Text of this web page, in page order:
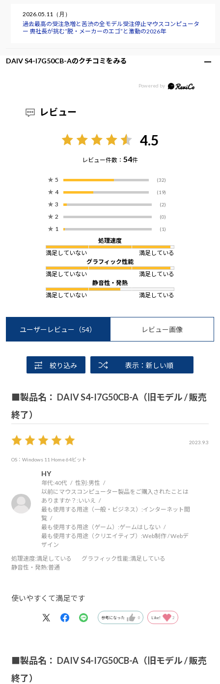
2026.05.11（月）
過去最高の受注急増と苦渋の全モデル受注停止――マウスコンピュータ
ー 軣社長が挑む“脱・メーカーのエゴ”と激動の2026年
DAIV S4-I7G50CB-Aのクチコミをみる
レビュー
4.5
レビュー件数： 54件
★ 5 (32)
★ 4 (19)
★ 3 (2)
★ 2 (0)
★ 1 (1)
処理速度
満足していない
満足している
グラフィック性能
満足していない
満足している
静音性・発熱
満足していない
満足している
ユーザーレビュー （54） レビュー画像
絞り込み 表示：新しい順
■製品名： DAIV S4-I7G50CB-A（旧モデル / 販売
終了）
2023.9.3
OS：Windows 11 Home 64ビット
HY
年代:40代 性別:男性
以前にマウスコンピューター製品をご購入されたことは
ありますか？: いいえ
最も使用する用途（一般・ビジネス）:インターネット閲
覧
最も使用する用途（ゲーム）:ゲームはしない
最も使用する用途（クリエイティブ）:Web制作 / Webデ
ザイン
処理速度:満足している グラフィック性能:満足している
静音性・発熱:普通
使いやすくて満足です
参考になった 0 Like! 2
■製品名： DAIV S4-I7G50CB-A（旧モデル / 販売
終了）